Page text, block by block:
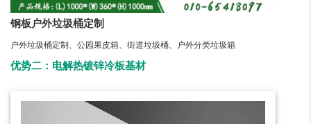
钢板户外垃圾桶定制
户外垃圾桶定制、公园果皮箱、街道垃圾桶、户外分类垃圾箱
优势二：电解热镀锌冷板基材